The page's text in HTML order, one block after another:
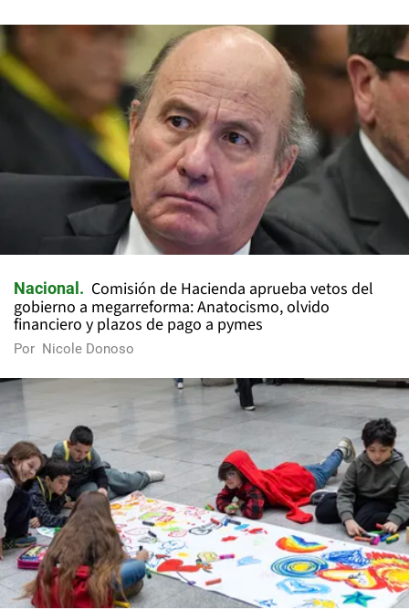
Nacional
Comisión de Hacienda aprueba vetos del
gobierno a megarreforma: Anatocismo, olvido
financiero y plazos de pago a pymes
Por Nicole Donoso